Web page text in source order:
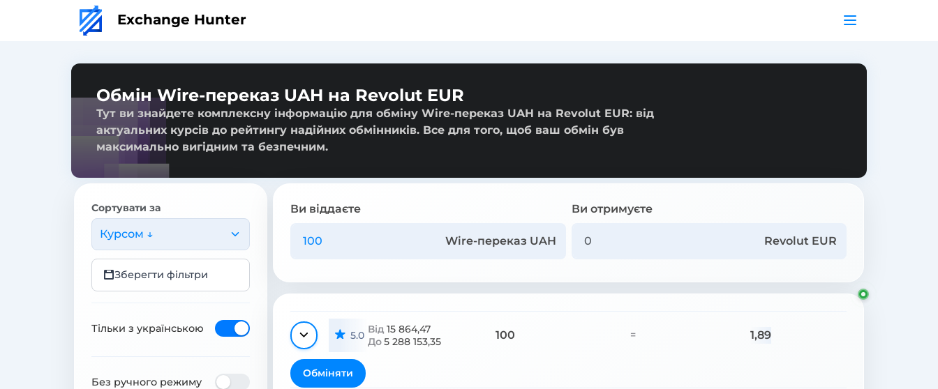
Exchange Hunter
Обмін Wire-переказ UAH на Revolut EUR
Тут ви знайдете комплексну інформацію для обміну Wire-переказ UAH на Revolut EUR: від
актуальних курсів до рейтингу надійних обмінників. Все для того, щоб ваш обмін був
максимально вигідним та безпечним.
Сортувати за
Курсом ↓
Зберегти фільтри
Тільки з українською
Без ручного режиму
Ви віддаєте
Wire-переказ UAH
Ви отримуєте
Revolut EUR
5.0 Від 15 864,47
До5 288 153,35 100 = 1,89
Обміняти